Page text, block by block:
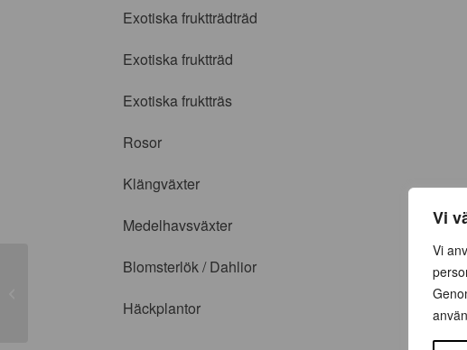
Vi
Vi
Exotiska fruktträdträd
Exotiska fruktträd
Exotiska fruktträs
Rosor
Klängväxter
Medelhavsväxter
Blomsterlök / Dahlior
Häckplantor